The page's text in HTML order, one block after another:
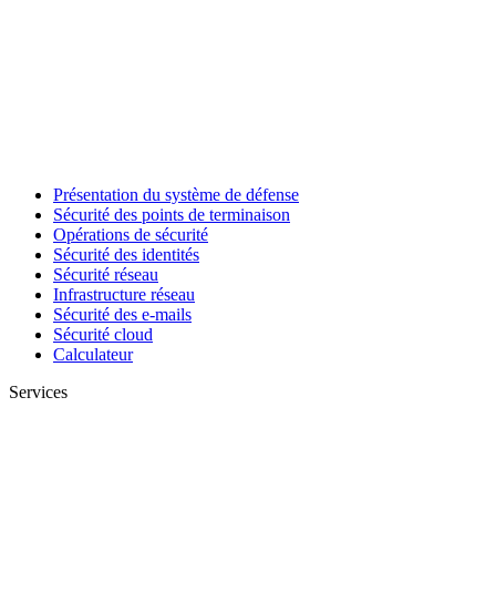
Présentation du système de défense
Sécurité des points de terminaison
Opérations de sécurité
Sécurité des identités
Sécurité réseau
Infrastructure réseau
Sécurité des e-mails
Sécurité cloud
Calculateur
Services